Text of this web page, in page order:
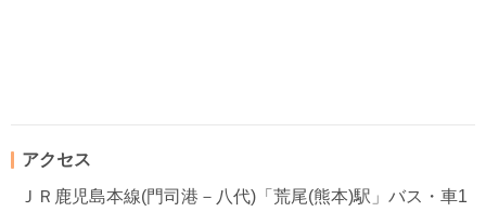
アクセス
ＪＲ鹿児島本線(門司港－八代)「荒尾(熊本)駅」バス・車1